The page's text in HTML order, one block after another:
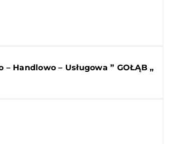
Handlowo – Usługowa ” GOŁĄB „